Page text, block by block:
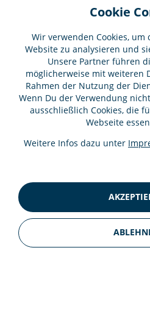
info@cafe-
Café
Charter-
Newsletter
Cookie
Wir verwenden Cookies,
Website zu analysieren und
Unsere Partner führen
möglicherweise mit weiteren
Rahmen der Nutzung der
Wenn Du der Verwendung
ausschließlich Cookies, die
Webseite
Weitere Infos dazu unter